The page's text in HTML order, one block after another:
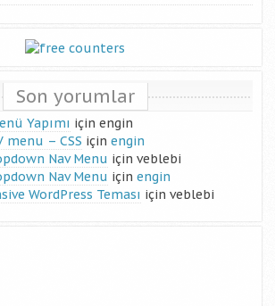
Son yorumlar
Yapımı için engin
menu – CSS için engin
Nav Menu için veblebi
Nav Menu için engin
WordPress Teması için veblebi